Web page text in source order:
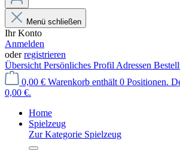
Menü schließen
Ihr Konto
Anmelden
oderregistrieren
Übersicht Persönliches Profil Adressen
0,00 € Warenkorb enthält 0 Positionen.
0,00 €.
Home
Spielzeug
Zur Kategorie Spielzeug